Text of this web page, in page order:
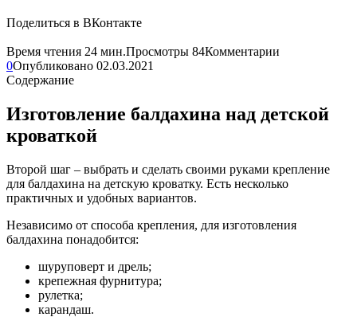
Поделиться в ВКонтакте
Время чтения 24 мин.Просмотры 84Комментарии
0Опубликовано 02.03.2021
Содержание
Изготовление балдахина над детской
кроваткой
Второй шаг – выбрать и сделать своими руками крепление
для балдахина на детскую кроватку. Есть несколько
практичных и удобных вариантов.
Независимо от способа крепления, для изготовления
балдахина понадобится:
шуруповерт и дрель;
крепежная фурнитура;
рулетка;
карандаш.